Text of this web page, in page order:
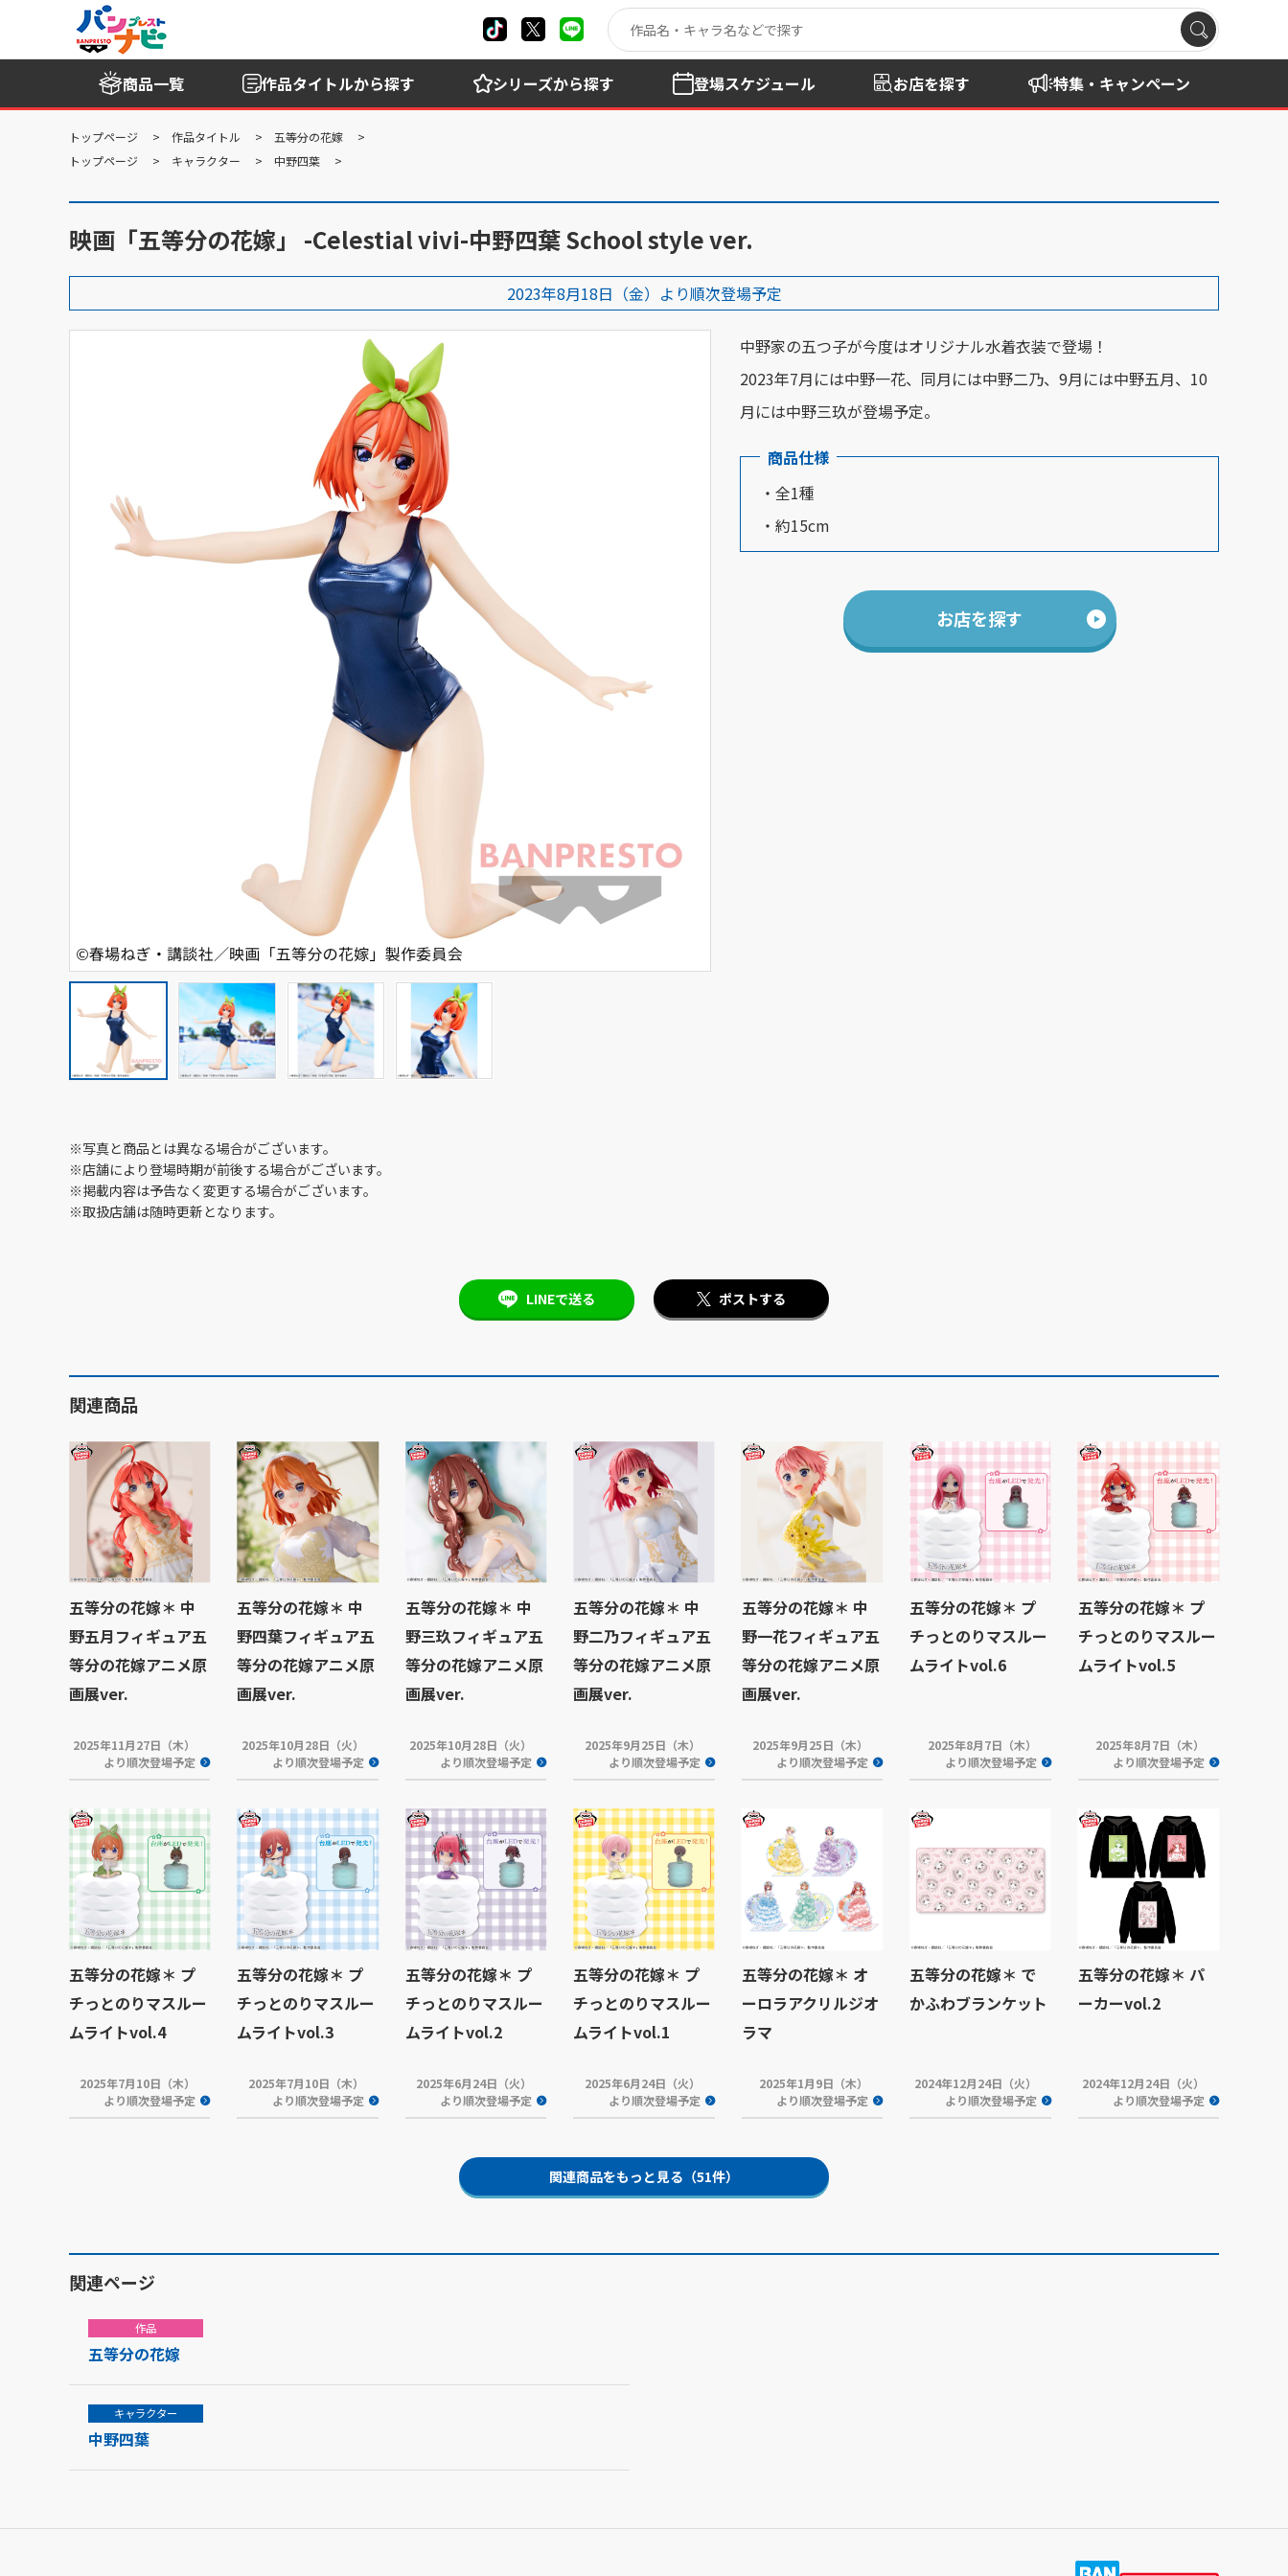
商品一覧 作品タイトルから探す シリーズから探す 登場スケジュール お店を探す 特集・キャンペーン
トップページ 作品タイトル
五等分の花嫁
トップページ
キャラクター 中野四葉
映画「五等分の花嫁」 -Celestial vivi-中野四葉 School style ver.
2023年8月18日（金）より順次登場予定
中野家の五つ子が今度はオリジナル水着衣装で登場！
2023年7月には中野一花、同月には中野二乃、9月には中野五月、10
月には中野三玖が登場予定。
商品仕様
・全1種
・約15cm
お店を探す
※写真と商品とは異なる場合がございます。
※店舗により登場時期が前後する場合がございます。
※掲載内容は予告なく変更する場合がございます。
※取扱店舗は随時更新となります。
LINEで送る ポストする
関連商品
五等分の花嫁＊ 中
野五月フィギュア五
等分の花嫁アニメ原
画展ver.
2025年11月27日（木）
より順次登場予定
五等分の花嫁＊ 中
野四葉フィギュア五
等分の花嫁アニメ原
画展ver.
2025年10月28日（火）
より順次登場予定
五等分の花嫁＊ 中
野三玖フィギュア五
等分の花嫁アニメ原
画展ver.
2025年10月28日（火）
より順次登場予定
五等分の花嫁＊ 中
野二乃フィギュア五
等分の花嫁アニメ原
画展ver.
2025年9月25日（木）
より順次登場予定
五等分の花嫁＊ 中
野一花フィギュア五
等分の花嫁アニメ原
画展ver.
2025年9月25日（木）
より順次登場予定
五等分の花嫁＊ プ
チっとのりマスルー
ムライトvol.6
2025年8月7日（木）
より順次登場予定
五等分の花嫁＊ プ
チっとのりマスルー
ムライトvol.5
2025年8月7日（木）
より順次登場予定
五等分の花嫁＊ プ
チっとのりマスルー
ムライトvol.4
2025年7月10日（木）
より順次登場予定
五等分の花嫁＊ プ
チっとのりマスルー
ムライトvol.3
2025年7月10日（木）
より順次登場予定
五等分の花嫁＊ プ
チっとのりマスルー
ムライトvol.2
2025年6月24日（火）
より順次登場予定
五等分の花嫁＊ プ
チっとのりマスルー
ムライトvol.1
2025年6月24日（火）
より順次登場予定
五等分の花嫁＊ オ
ーロラアクリルジオ
ラマ
2025年1月9日（木）
より順次登場予定
五等分の花嫁＊ で
かふわブランケット
2024年12月24日（火）
より順次登場予定
五等分の花嫁＊ パ
ーカーvol.2
2024年12月24日（火）
より順次登場予定
関連商品をもっと見る（51件）
関連ページ
作品
五等分の花嫁
キャラクター
中野四葉